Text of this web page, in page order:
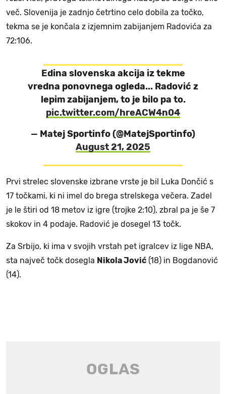
več. Slovenija je zadnjo četrtino celo dobila za točko,
tekma se je končala z izjemnim zabijanjem Radovića za
72:106.
Edina slovenska akcija iz tekme
vredna ponovnega ogleda... Radović z
lepim zabijanjem, to je bilo pa to.
pic.twitter.com/hreACW4n04
— Matej Sportinfo (@MatejSportinfo)
August 21, 2025
Prvi strelec slovenske izbrane vrste je bil Luka Dončić s
17 točkami, ki ni imel do brega strelskega večera. Zadel
je le štiri od 18 metov iz igre (trojke 2:10), zbral pa je še 7
skokov in 4 podaje. Radović je dosegel 13 točk.
Za Srbijo, ki ima v svojih vrstah pet igralcev iz lige NBA,
sta največ točk dosegla Nikola Jović (18) in Bogdanović
(14).